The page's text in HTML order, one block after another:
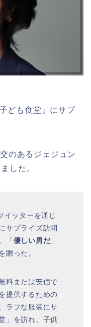
ども食堂』にサプ
のあるジェジュン
した。
イッターを通じ
サプライズ訪問
「 優しい男だ」
贈った。
料または安価で
提供するための
ラフな服装にサ
」を訪れ、子供